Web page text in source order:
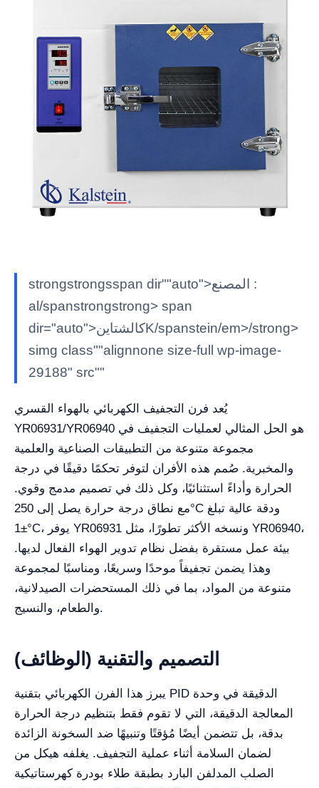
strongstrongsspan dir""auto">المصنع :
al/spanstrongstrong> span
dir="auto">كالشتاينK/spanstein/em>/strong>
simg class""alignnone size-full wp-image-
29188" src""
يُعد فرن التجفيف الكهربائي بالهواء القسري
YR06931/YR06940 هو الحل المثالي لعمليات التجفيف في
مجموعة متنوعة من التطبيقات الصناعية والعلمية
والمخبرية. صُمم هذه الأفران لتوفر تحكمًا دقيقًا في درجة
الحرارة وأداءً استثنائيًا، وكل ذلك في تصميم مدمج وقوي.
مع نطاق درجة حرارة يصل إلى 250°C ودقة عالية تبلغ
±1°C، يوفر YR06931 ونسخه الأكثر تطورًا، مثل YR06940،
بيئة عمل مستقرة بفضل نظام تدوير الهواء الفعال لديها.
وهذا يضمن تجفيفاً موحدًا وسريعًا، ومناسبًا لمجموعة
متنوعة من المواد، بما في ذلك المستحضرات الصيدلانية،
والطعام، والنسيج.
التصميم والتقنية (الوظائف)
يبرز هذا الفرن الكهربائي بتقنية PID الدقيقة في وحدة
المعالجة الدقيقة، التي لا تقوم فقط بتنظيم درجة الحرارة
بدقة، بل تتضمن أيضًا مُؤقتًا وتنبيهًا ضد السخونة الزائدة
لضمان السلامة أثناء عملية التجفيف. يغلفه هيكل من
الصلب المدلفن البارد بطبقة طلاء بودرة كهرستاتيكية